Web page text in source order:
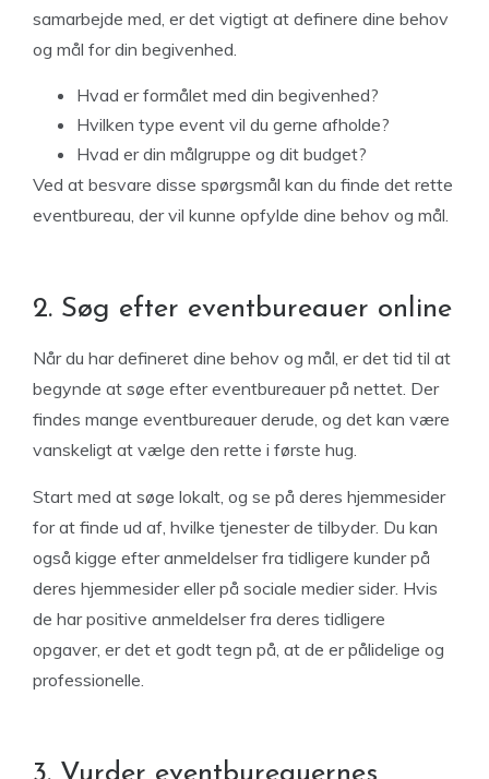
samarbejde med, er det vigtigt at definere dine behov
og mål for din begivenhed.
Hvad er formålet med din begivenhed?
Hvilken type event vil du gerne afholde?
Hvad er din målgruppe og dit budget?
Ved at besvare disse spørgsmål kan du finde det rette
eventbureau, der vil kunne opfylde dine behov og mål.
2. Søg efter eventbureauer online
Når du har defineret dine behov og mål, er det tid til at
begynde at søge efter eventbureauer på nettet. Der
findes mange eventbureauer derude, og det kan være
vanskeligt at vælge den rette i første hug.
Start med at søge lokalt, og se på deres hjemmesider
for at finde ud af, hvilke tjenester de tilbyder. Du kan
også kigge efter anmeldelser fra tidligere kunder på
deres hjemmesider eller på sociale medier sider. Hvis
de har positive anmeldelser fra deres tidligere
opgaver, er det et godt tegn på, at de er pålidelige og
professionelle.